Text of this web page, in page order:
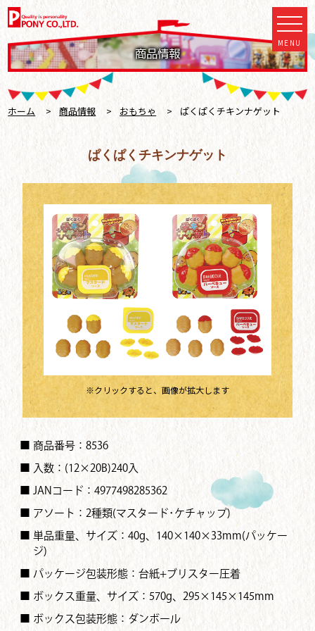
商品情報
MENU
ホーム > 商品情報 > おもちゃ > ぱくぱくチキンナゲット
ぱくぱくチキンナゲット
※クリックすると、画像が拡大します
■ 商品番号：8536
■ 入数：(12×20B)240入
■ JANコード：4977498285362
■ アソート：2種類(マスタード･ケチャップ)
■ 単品重量、サイズ：40g、140×140×33mm(パッケー
ジ)
■ パッケージ包装形態：台紙+ブリスター圧着
■ ボックス重量、サイズ：570g、295×145×145mm
■ ボックス包装形態：ダンボール